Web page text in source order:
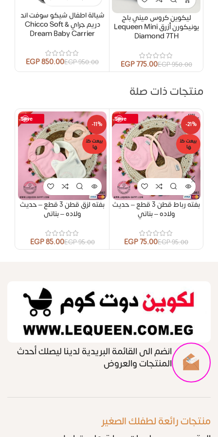
ليكوين كروس ميني باج
يونيكورن أزرق Lequeen Mini
Diamond 7TH
950.00
EGP
775.00
EGP
شيالة اطفال شيكو سوفت اند
دريم جراي Chicco Soft &
Dream Baby Carrier
950.00
EGP
850.00
EGP
منتجات ذات صلة
Save
-21%
بيعت كل
ها
بفته رباط قطن 3 قطع – حديث
ولاده – بناتي
95.00
EGP
75.00
EGP
Save
-11%
بيعت كل
ها
بفته لزق قطن 3 قطع – حديث
ولاده – بناتى
95.00
EGP
85.00
EGP
انضم الى القائمة البريدية لدينا ليصلك أحدث
المنتجات والعروض
منتجات رائعة لطفلك الصغير